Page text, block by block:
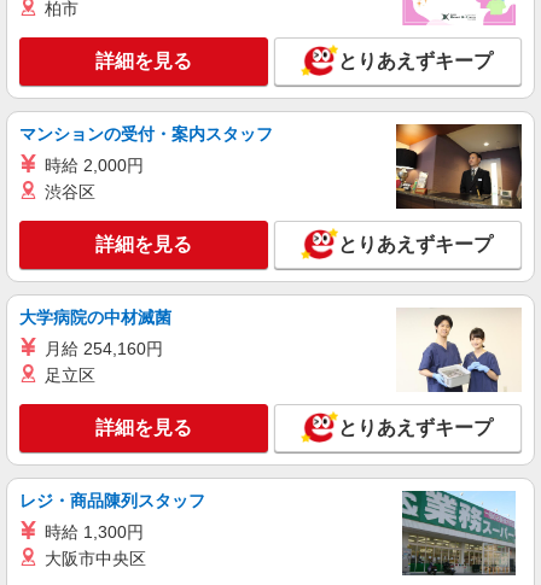
残業代支給 ★交通費別途支給（規定あり） ゜
+゜・。○。・゜+゜・。○。・゜+゜ 入社祝い金10
万円支給(規定有) お友達を紹介頂くと, インセンテ
ィブ支給(規定有) ★月2回払い・週払い可能（規程
有）★ ゜・。○。・゜+゜・。○。・゜+゜
鹿児島県鹿児島市の家電量販店
キープ 詳細を見る
紹介予定派遣
株式会社シエロ
携帯販売スタッフ【Y!mobile】
時給1400円〜1450円（経験・能力による） ※
残業代支給 ★交通費別途支給（規定あり） ゜
+゜・。○。・゜+゜・。○。・゜+゜ 入社祝い金10
万円支給(規定有) お友達を紹介頂くと, インセンテ
ィブ支給(規定有) ★月2回払い・週払い可能（規程
有）★ ゜・。○。・゜+゜・。○。・゜+゜
鹿児島県鹿児島市の家電量販店
詳細を見る
紹介予定派遣
【楽天モバイル】人気機種に詳しくなれる携帯
販売
時給1650円〜1850円（経験・能力による） ※
残業代支給 ★交通費別途支給（規定あり） ゜
+゜・。○。・゜+゜・。○。・゜+゜ 入社祝い金10
鹿児島県鹿児島市の楽天モバイルショップ
柏市
詳細を見る とりあえずキープ
マンションの受付・案内スタッフ
時給 2,000円
渋谷区
詳細を見る とりあえずキープ
大学病院の中材滅菌
月給 254,160円
足立区
詳細を見る とりあえずキープ
レジ・商品陳列スタッフ
時給 1,300円
大阪市中央区